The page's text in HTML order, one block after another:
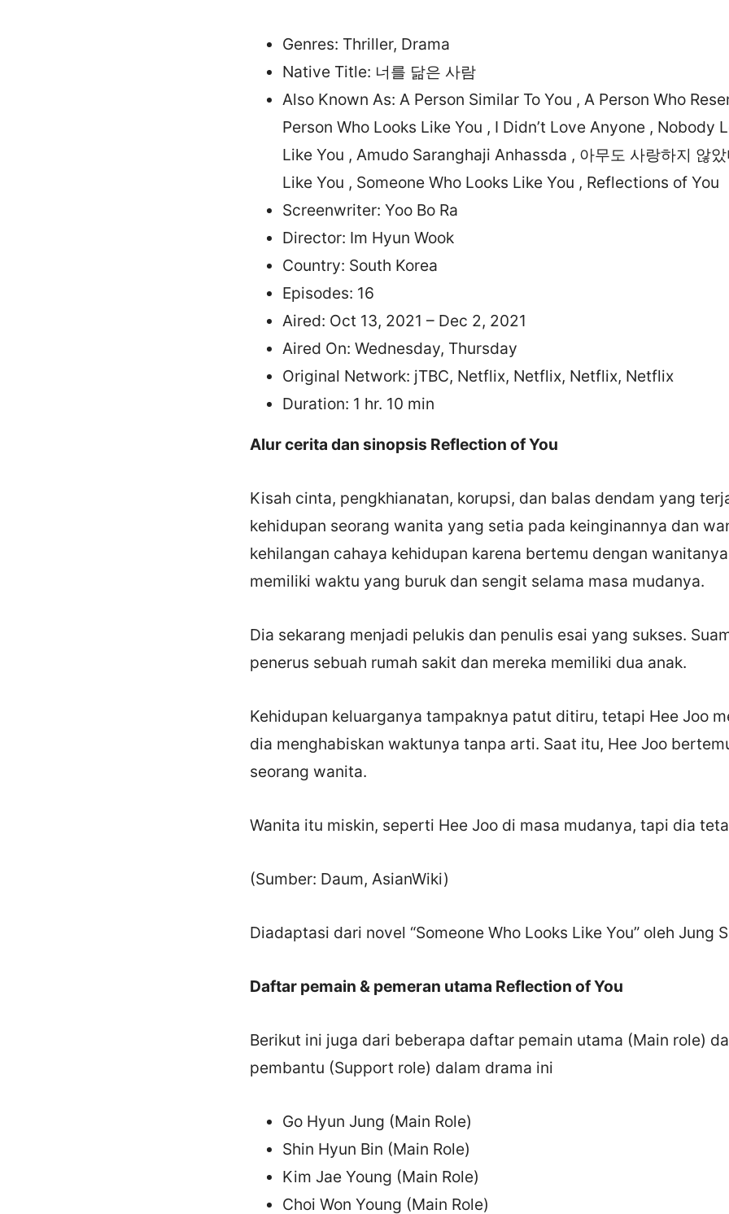
Genres: Thriller, Drama
Native Title: 너를 닮은 사람
Also Known As: A Person Similar To You , A Person Who
Person Who Looks Like You , I Didn’t Love Anyone , Nobody
Like You , Amudo Saranghaji Anhassda , 아무도 사랑하지 않
Like You , Someone Who Looks Like You , Reflections of You
Screenwriter: Yoo Bo Ra
Director: Im Hyun Wook
Country: South Korea
Episodes: 16
Aired: Oct 13, 2021 – Dec 2, 2021
Aired On: Wednesday, Thursday
Original Network: jTBC, Netflix, Netflix, Netflix, Netflix
Duration: 1 hr. 10 min
Alur cerita dan sinopsis Reflection of You
Kisah cinta, pengkhianatan, korupsi, dan balas dendam yang
kehidupan seorang wanita yang setia pada keinginannya dan
kehilangan cahaya kehidupan karena bertemu dengan
memiliki waktu yang buruk dan sengit selama masa mudanya.
Dia sekarang menjadi pelukis dan penulis esai yang sukses.
penerus sebuah rumah sakit dan mereka memiliki dua anak.
Kehidupan keluarganya tampaknya patut ditiru, tetapi Hee Joo
dia menghabiskan waktunya tanpa arti. Saat itu, Hee Joo
seorang wanita.
Wanita itu miskin, seperti Hee Joo di masa mudanya, tapi dia
(Sumber: Daum, AsianWiki)
Diadaptasi dari novel “Someone Who Looks Like You” oleh Jung
Daftar pemain & pemeran utama Reflection of You
Berikut ini juga dari beberapa daftar pemain utama (Main role)
pembantu (Support role) dalam drama ini
Go Hyun Jung (Main Role)
Shin Hyun Bin (Main Role)
Kim Jae Young (Main Role)
Choi Won Young (Main Role)